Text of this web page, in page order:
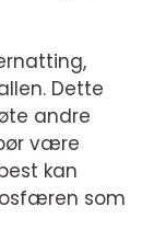
Dette
andre
være
kan
som